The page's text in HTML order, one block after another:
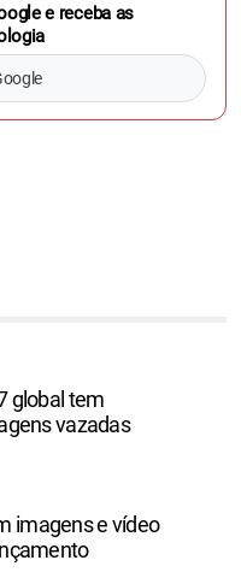
e receba as
global tem
vazadas
imagens e vídeo